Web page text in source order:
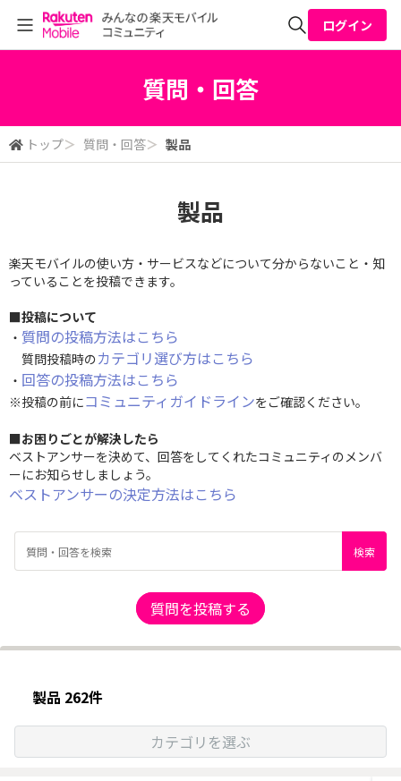
ログイン
質問・回答
トップ＞ 質問・回答＞ 製品
製品
楽天モバイルの使い方・サービスなどについて分からないこと・知
っていることを投稿できます。
■投稿について
・ 質問の投稿方法はこちら
質問投稿時のカテゴリ選び方はこちら
・ 回答の投稿方法はこちら
※投稿の前にコミュニティガイドラインをご確認ください。
■お困りごとが解決したら
ベストアンサーを決めて、回答をしてくれたコミュニティのメンバ
ーにお知らせしましょう。
ベストアンサーの決定方法はこちら
質問を投稿する
製品 262件
カテゴリを選ぶ